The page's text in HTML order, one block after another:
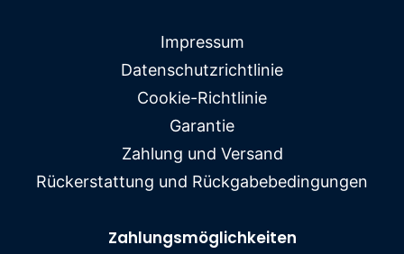
Impressum
Datenschutzrichtlinie
Cookie-Richtlinie
Garantie
Zahlung und Versand
Rückerstattung und Rückgabebedingungen
Zahlungsmöglichkeiten